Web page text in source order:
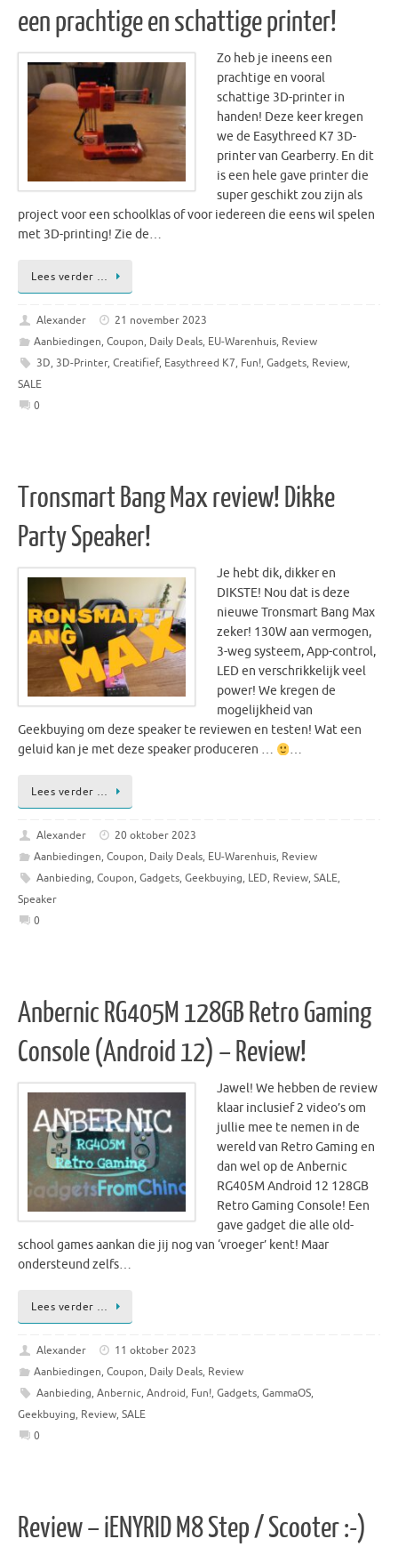
een prachtige en schattige printer!
Zo heb je ineens een
prachtige en vooral
schattige 3D-printer in
handen! Deze keer kregen
we de Easythreed K7 3D-
printer van Gearberry. En dit
is een hele gave printer die
super geschikt zou zijn als
project voor een schoolklas of voor iedereen die eens wil spelen
met 3D-printing! Zie de…
Lees verder …
Alexander
21 november 2023
Aanbiedingen, Coupon, Daily Deals, EU-Warenhuis, Review
3D, 3D-Printer, Creatifief, Easythreed K7, Fun!, Gadgets, Review,
SALE
0
Tronsmart Bang Max review! Dikke
Party Speaker!
Je hebt dik, dikker en
DIKSTE! Nou dat is deze
nieuwe Tronsmart Bang Max
zeker! 130W aan vermogen,
3-weg systeem, App-control,
LED en verschrikkelijk veel
power! We kregen de
mogelijkheid van
Geekbuying om deze speaker te reviewen en testen! Wat een
geluid kan je met deze speaker produceren …
…
Lees verder …
Alexander
20 oktober 2023
Aanbiedingen, Coupon, Daily Deals, EU-Warenhuis, Review
Aanbieding, Coupon, Gadgets, Geekbuying, LED, Review, SALE,
Speaker
0
Anbernic RG405M 128GB Retro Gaming
Console (Android 12) – Review!
Jawel! We hebben de review
klaar inclusief 2 video’s om
jullie mee te nemen in de
wereld van Retro Gaming en
dan wel op de Anbernic
RG405M Android 12 128GB
Retro Gaming Console! Een
gave gadget die alle old-
school games aankan die jij nog van ‘vroeger’ kent! Maar
ondersteund zelfs…
Lees verder …
Alexander
11 oktober 2023
Aanbiedingen, Coupon, Daily Deals, Review
Aanbieding, Anbernic, Android, Fun!, Gadgets, GammaOS,
Geekbuying, Review, SALE
0
Review – iENYRID M8 Step / Scooter :-)